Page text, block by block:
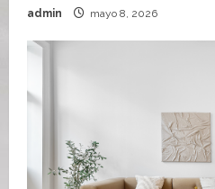
admin mayo 8, 2026